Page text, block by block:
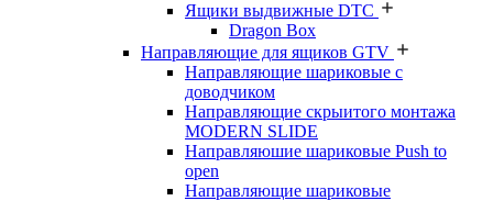
Ящики выдвижные DTC
Dragon Box
Направляющие для ящиков GTV
Направляющие шариковые с
доводчиком
Направляющие скрыитого монтажа
MODERN SLIDE
Направляюшие шариковые Push to
open
Направляющие шариковые